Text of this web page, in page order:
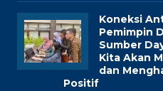
Koneksi
Pemimpin
Sumber
Kita Akan
dan
Positif